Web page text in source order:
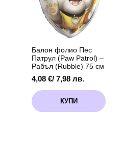
chosen
page
Балон фолио Пес
Патрул (Paw Patrol) –
Рабъл (Rubble) 75 см
4,08 €/ 7,98 лв.
КУПИ